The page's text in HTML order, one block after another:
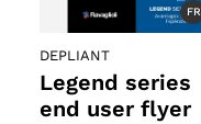
FR
DEPLIANT
Legend series
end user flyer